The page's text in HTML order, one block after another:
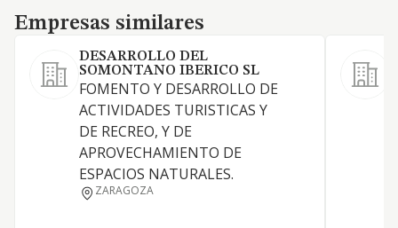
Empresas similares
Empresas similares
DESARROLLO DEL
SOMONTANO IBERICO SL
FOMENTO Y DESARROLLO DE
ACTIVIDADES TURISTICAS Y
DE RECREO, Y DE
APROVECHAMIENTO DE
ESPACIOS NATURALES.
ZARAGOZA